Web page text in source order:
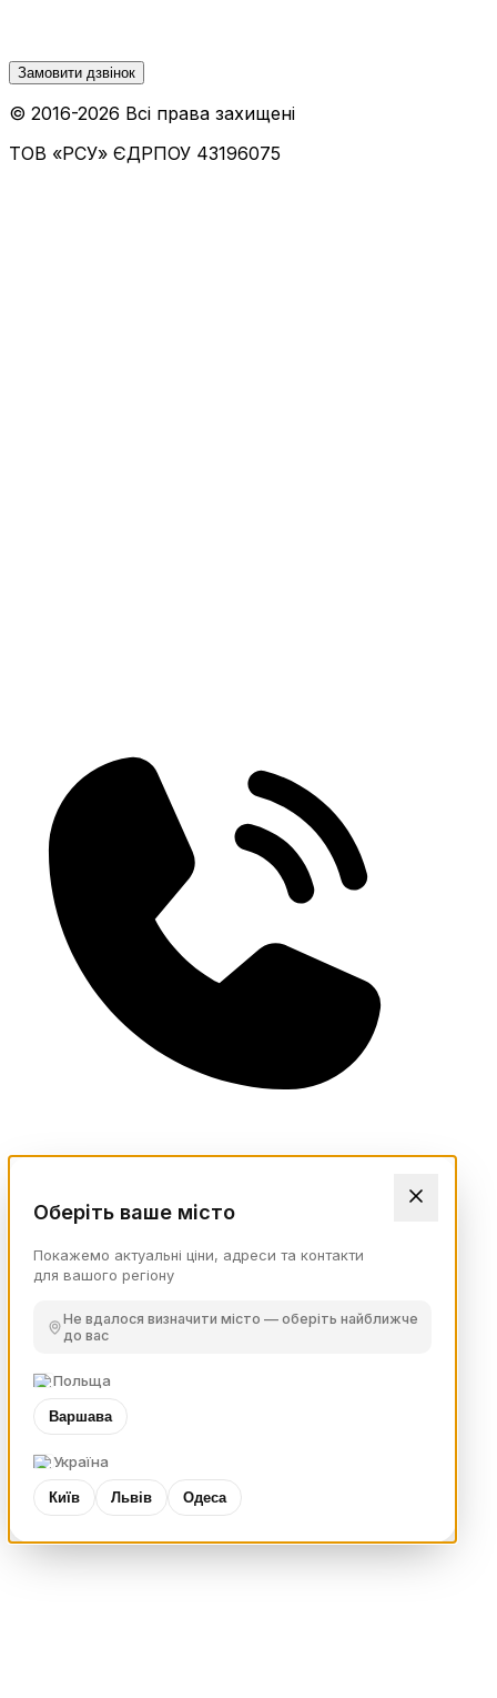
Замовити дзвінок
© 2016-2026 Всі права захищені
ТОВ «РСУ» ЄДРПОУ 43196075
Оберіть ваше місто
Покажемо актуальні ціни, адреси та контакти
для вашого регіону
Не вдалося визначити місто — оберіть найближче
до вас
Польща
Варшава
Україна
Київ Львів Одеса